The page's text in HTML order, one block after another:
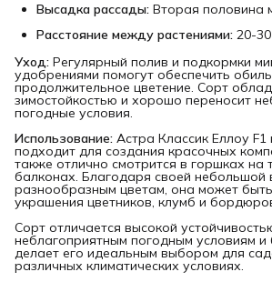
Высадка рассады: Вторая половина
Расстояние между растениями: 20-
Уход: Регулярный полив и подкормки
удобрениями помогут обеспечить
продолжительное цветение. Сорт
зимостойкостью и хорошо переносит
погодные условия.
Использование: Астра Классик Еллоу F1
подходит для создания красочных
также отлично смотрится в горшках на
балконах. Благодаря своей небольшой
разнообразным цветам, она может
украшения цветников, клумб и
Сорт отличается высокой
неблагоприятным погодным условиям и
делает его идеальным выбором для
различных климатических условиях.